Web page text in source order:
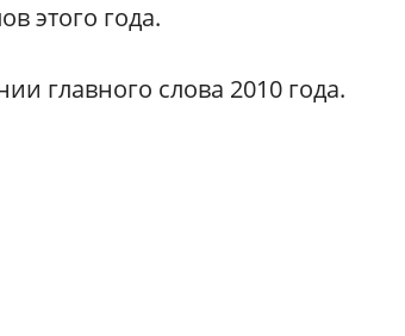
этого года.
главного слова 2010 года.